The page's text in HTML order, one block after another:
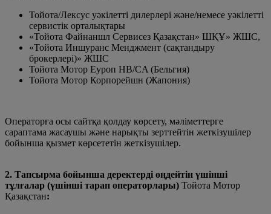
Тойота/Лексус уәкілетті дилерлері және/немесе уәкілетті
сервистік орталықтары
«Тойота Файнаншл Сервисез Қазақстан» ШҚҰ» ЖШС,
«Тойота Иншуранс Менджмент (сақтандыру
брокерлері)» ЖШС
Тойота Мотор Еуроп HB/CA (Бельгия)
Тойота Мотор Корпорейшн (Жапония)
Операторға осы сайтқа қолдау көрсету, мәліметтерге
сараптама жасаушы және нарықты зерттейтін жеткізушілер
бойынша қызмет көрсететін жеткізушілер.
2. Тапсырма бойынша деректерді өңдейтін үшінші
тұлғалар (үшінші тарап операторлары) Тойота Мотор
Қазақстан: